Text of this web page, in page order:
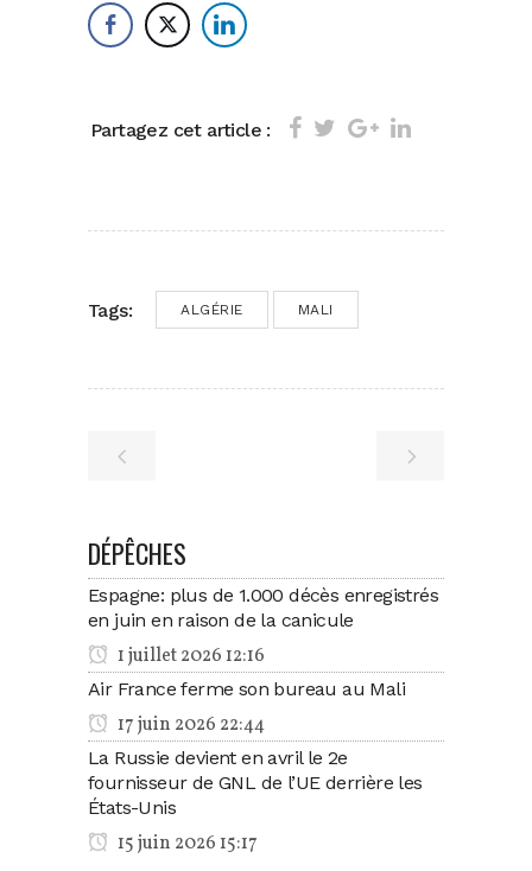
Partagez cet article :
Tags: ALGÉRIE MALI
DÉPÊCHES
Espagne: plus de 1.000 décès enregistrés
en juin en raison de la canicule
1 juillet 2026 12:16
Air France ferme son bureau au Mali
17 juin 2026 22:44
La Russie devient en avril le 2e
fournisseur de GNL de l’UE derrière les
États-Unis
15 juin 2026 15:17